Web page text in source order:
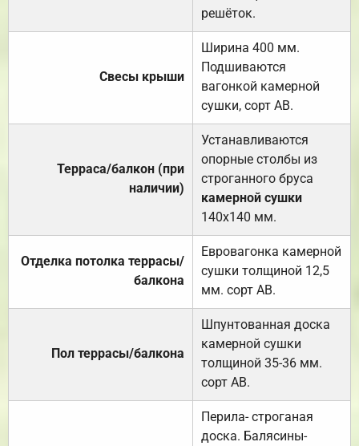
решёток.
Свесы крыши
Ширина 400 мм.
Подшиваются
вагонкой камерной
сушки, сорт АВ.
Терраса/балкон (при
наличии)
Устанавливаются
опорные столбы из
строганного бруса
камерной сушки
140х140 мм.
Отделка потолка террасы/
балкона
Евровагонка камерной
сушки толщиной 12,5
мм. сорт АВ.
Пол террасы/балкона
Шпунтованная доска
камерной сушки
толщиной 35-36 мм.
сорт АВ.
Перила- строганая
доска. Балясины-